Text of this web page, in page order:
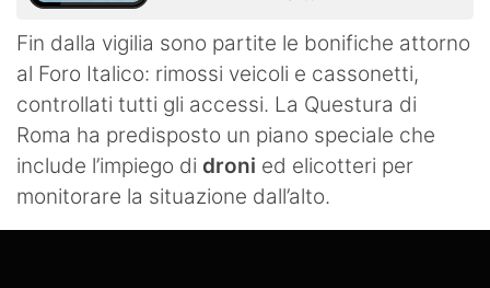
Fin dalla vigilia sono partite le bonifiche attorno
al Foro Italico: rimossi veicoli e cassonetti,
controllati tutti gli accessi. La Questura di
Roma ha predisposto un piano speciale che
include l’impiego di droni ed elicotteri per
monitorare la situazione dall’alto.